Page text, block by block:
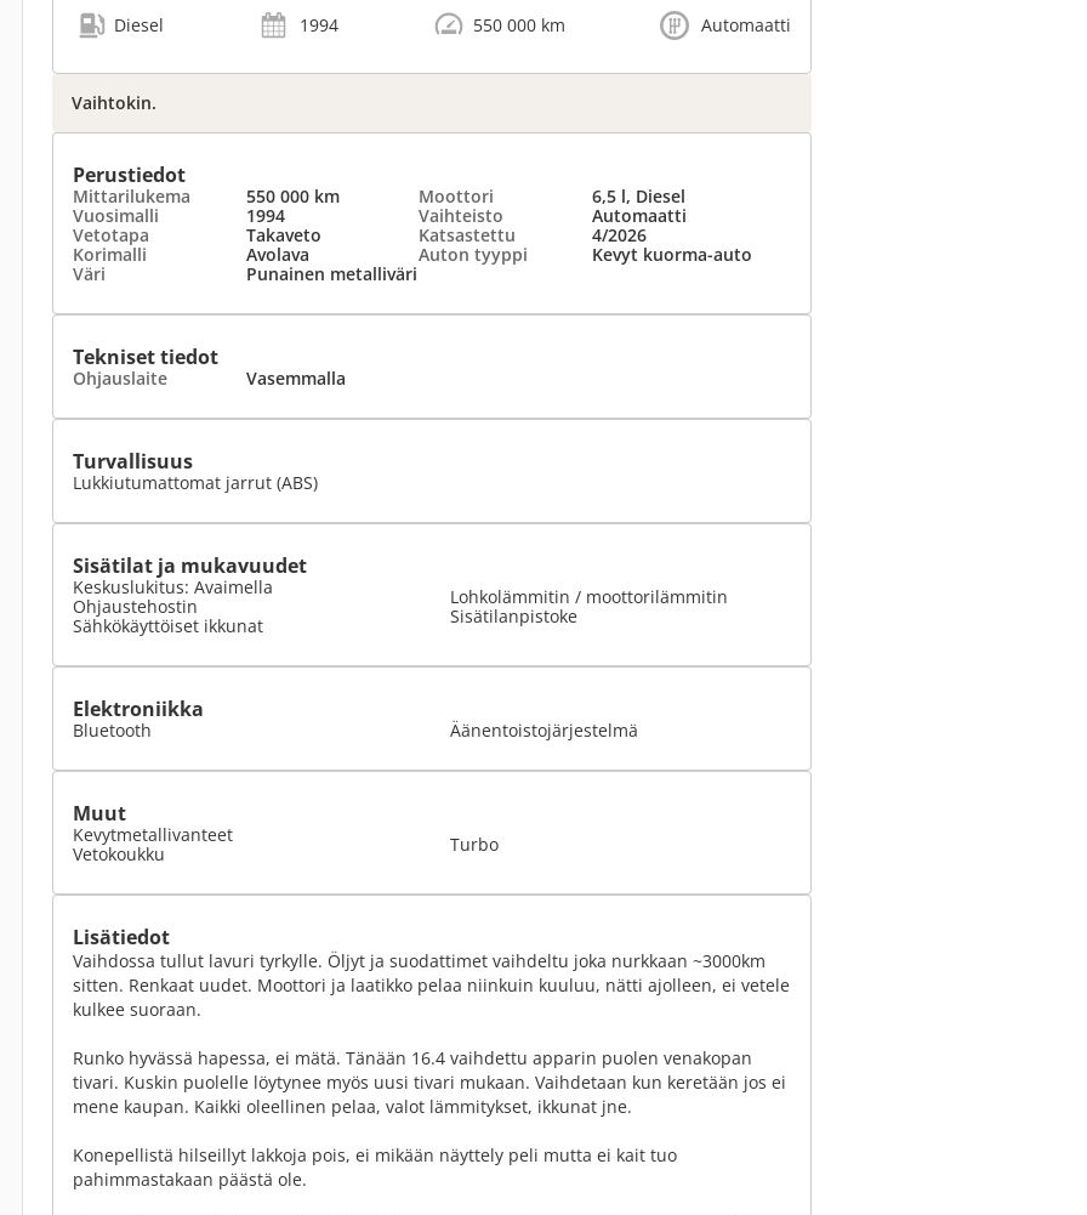
Diesel 1994 550 000 km Automaatti
Vaihtokin.
Perustiedot
Mittarilukema 550 000 km Moottori
6,5 l, Diesel
Vuosimalli
1994 Vaihteisto
Automaatti
Vetotapa
Takaveto Katsastettu
4/2026
Korimalli
Avolava Auton tyyppi
Kevyt kuorma-auto
Väri
Punainen metalliväri
Tekniset tiedot
Ohjauslaite Vasemmalla
Turvallisuus
Lukkiutumattomat jarrut (ABS)
Sisätilat ja mukavuudet
Keskuslukitus: Avaimella
Ohjaustehostin
Sähkökäyttöiset ikkunat
Lohkolämmitin / moottorilämmitin
Sisätilanpistoke
Elektroniikka
Bluetooth Äänentoistojärjestelmä
Muut
Kevytmetallivanteet
Vetokoukku
Turbo
Lisätiedot
Vaihdossa tullut lavuri tyrkylle. Öljyt ja suodattimet vaihdeltu joka nurkkaan ~3000km
sitten. Renkaat uudet. Moottori ja laatikko pelaa niinkuin kuuluu, nätti ajolleen, ei vetele
kulkee suoraan.
Runko hyvässä hapessa, ei mätä. Tänään 16.4 vaihdettu apparin puolen venakopan
tivari. Kuskin puolelle löytynee myös uusi tivari mukaan. Vaihdetaan kun keretään jos ei
mene kaupan. Kaikki oleellinen pelaa, valot lämmitykset, ikkunat jne.
Konepellistä hilseillyt lakkoja pois, ei mikään näyttely peli mutta ei kait tuo
pahimmastakaan päästä ole.